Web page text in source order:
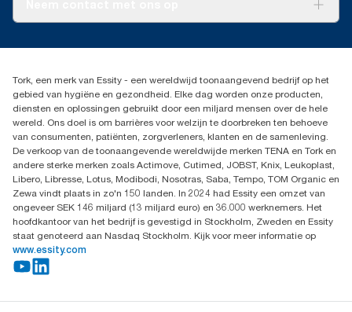
Dispenserklacht
02 766 05 30
Essity Belgium NV
Berkenlaan 8B
1831 MACHELEN
Tork, een merk van Essity - een wereldwijd toonaangevend bedrijf op het
gebied van hygiëne en gezondheid. Elke dag worden onze producten,
diensten en oplossingen gebruikt door een miljard mensen over de hele
wereld. Ons doel is om barrières voor welzijn te doorbreken ten behoeve
van consumenten, patiënten, zorgverleners, klanten en de samenleving.
De verkoop van de toonaangevende wereldwijde merken TENA en Tork en
andere sterke merken zoals Actimove, Cutimed, JOBST, Knix, Leukoplast,
Libero, Libresse, Lotus, Modibodi, Nosotras, Saba, Tempo, TOM Organic en
Zewa vindt plaats in zo'n 150 landen. In 2024 had Essity een omzet van
ongeveer SEK 146 miljard (13 miljard euro) en 36.000 werknemers. Het
hoofdkantoor van het bedrijf is gevestigd in Stockholm, Zweden en Essity
staat genoteerd aan Nasdaq Stockholm. Kijk voor meer informatie op
www.essity.com